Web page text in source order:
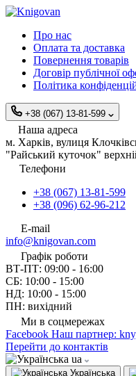
Про нас
Оплата та доставка
Повернення товарів
Договір публічної
Політика
+38 (067) 13-81-599
Наша адреса
м. Харків, вулиця
"Райський куточок"
Телефони
+38 (067) 13-81-599
+38 (096) 62-96-212
E-mail
info@knigovan.com
Графік роботи
ВТ-ПТ: 09:00 - 16:00
СБ: 10:00 - 15:00
НД: 10:00 - 15:00
ПН: вихідний
Ми в соцмережах
Facebook Наш партнер:
Перейти до контактів
ua
Українська